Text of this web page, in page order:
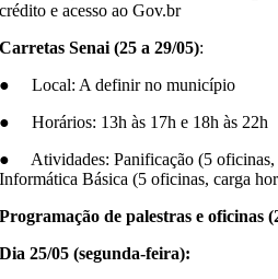
crédito e acesso ao Gov.br
Carretas Senai (25 a 29/05):
● Local: A definir no município
● Horários: 13h às 17h e 18h às 22h
● Atividades: Panificação (5 oficinas,
Informática Básica (5 oficinas, carga
Programação de palestras e oficinas
Dia 25/05 (segunda-feira):